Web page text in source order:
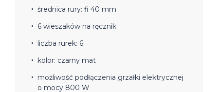
średnica rury: fi 40 mm
6 wieszaków na ręcznik
liczba rurek: 6
kolor: czarny mat
możliwość podłączenia grzałki elektrycznej
o mocy 800 W